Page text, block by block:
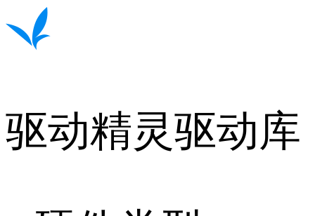
驱动精灵驱动库